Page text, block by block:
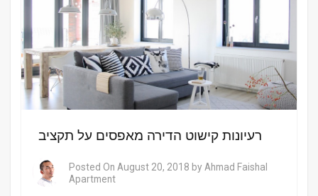
רעיונות קישוט הדירה מאפסים על תקציב
Posted On August 20, 2018 by Ahmad Faishal
Apartment